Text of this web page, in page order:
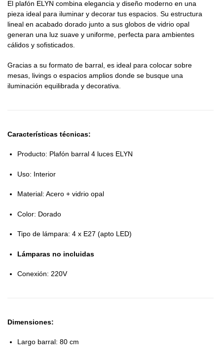
El plafón ELYN combina elegancia y diseño moderno en una
pieza ideal para iluminar y decorar tus espacios. Su estructura
lineal en acabado dorado junto a sus globos de vidrio opal
generan una luz suave y uniforme, perfecta para ambientes
cálidos y sofisticados.
Gracias a su formato de barral, es ideal para colocar sobre
mesas, livings o espacios amplios donde se busque una
iluminación equilibrada y decorativa.
Características técnicas:
Producto: Plafón barral 4 luces ELYN
Uso: Interior
Material: Acero + vidrio opal
Color: Dorado
Tipo de lámpara: 4 x E27 (apto LED)
Lámparas no incluidas
Conexión: 220V
Dimensiones:
Largo barral: 80 cm